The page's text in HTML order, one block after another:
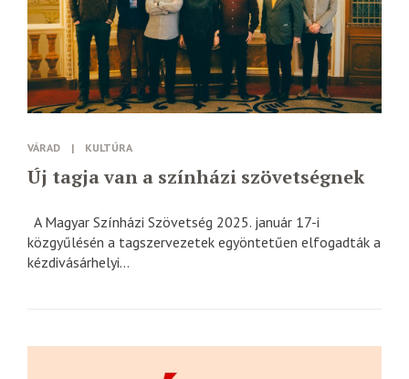
VÁRAD | KULTÚRA
Új tagja van a színházi szövetségnek
A Magyar Színházi Szövetség 2025. január 17-i
közgyűlésén a tagszervezetek egyöntetűen elfogadták a
kézdivásárhelyi...